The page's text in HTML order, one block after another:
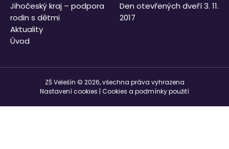
Jihočeský kraj – podpora
rodin s dětmi
Aktuality
Úvod
Den otevřených dveří 3. 11.
2017
ZŠ Velešín © 2026, všechna práva vyhrazena
Nastavení cookies Cookies a podmínky použití